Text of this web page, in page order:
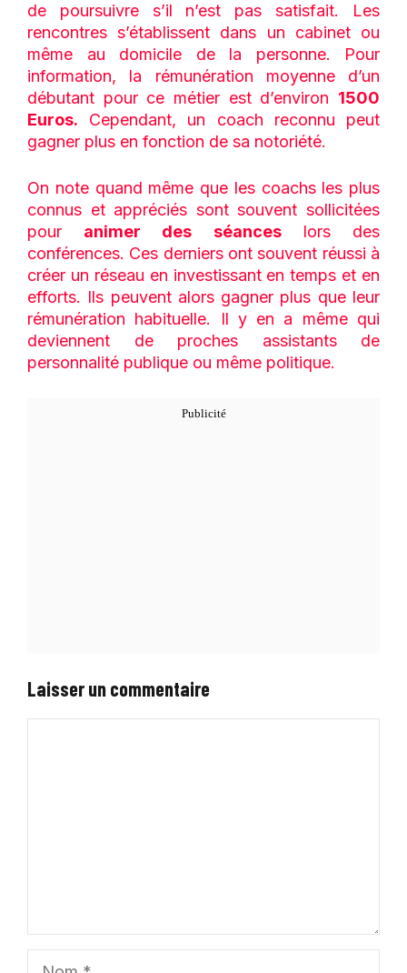
de poursuivre s’il n’est pas satisfait. Les
rencontres s’établissent dans un cabinet ou
même au domicile de la personne. Pour
information, la rémunération moyenne d’un
débutant pour ce métier est d’environ 1500
Euros. Cependant, un coach reconnu peut
gagner plus en fonction de sa notoriété.
On note quand même que les coachs les plus
connus et appréciés sont souvent sollicitées
pour animer des séanceslors des
conférences. Ces derniers ont souvent réussi à
créer un réseau en investissant en temps et en
efforts. Ils peuvent alors gagner plus que leur
rémunération habituelle. Il y en a même qui
deviennent de proches assistants de
personnalité publique ou même politique.
Laisser un commentaire